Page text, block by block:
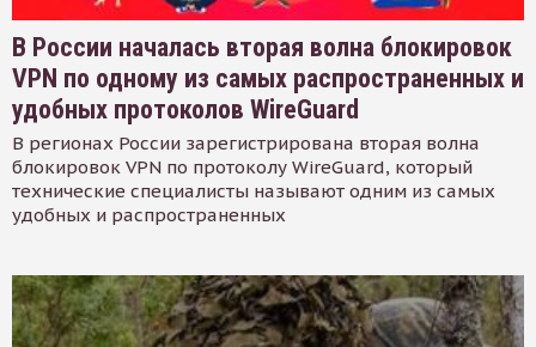
В России началась вторая волна блокировок
VPN по одному из самых распространенных и
удобных протоколов WireGuard
В регионах России зарегистрирована вторая волна
блокировок VPN по протоколу WireGuard, который
технические специалисты называют одним из самых
удобных и распространенных